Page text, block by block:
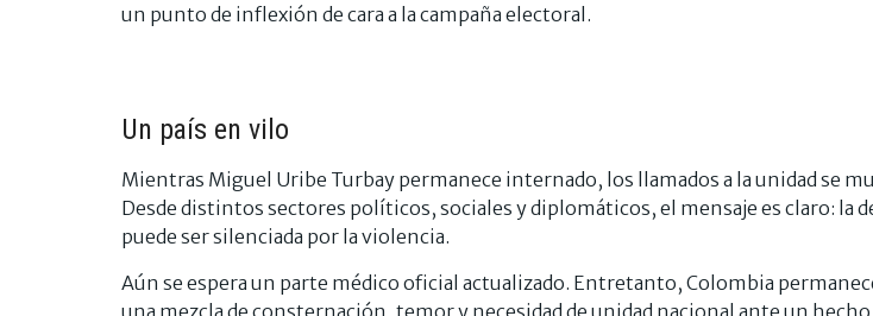
un punto de inflexión de cara a la campaña electoral.
Un país en vilo
Mientras Miguel Uribe Turbay permanece internado, los llamados a la unidad se
Desde distintos sectores políticos, sociales y diplomáticos, el mensaje es claro: la
puede ser silenciada por la violencia.
Aún se espera un parte médico oficial actualizado. Entretanto, Colombia
una mezcla de consternación, temor y necesidad de unidad nacional ante un hecho